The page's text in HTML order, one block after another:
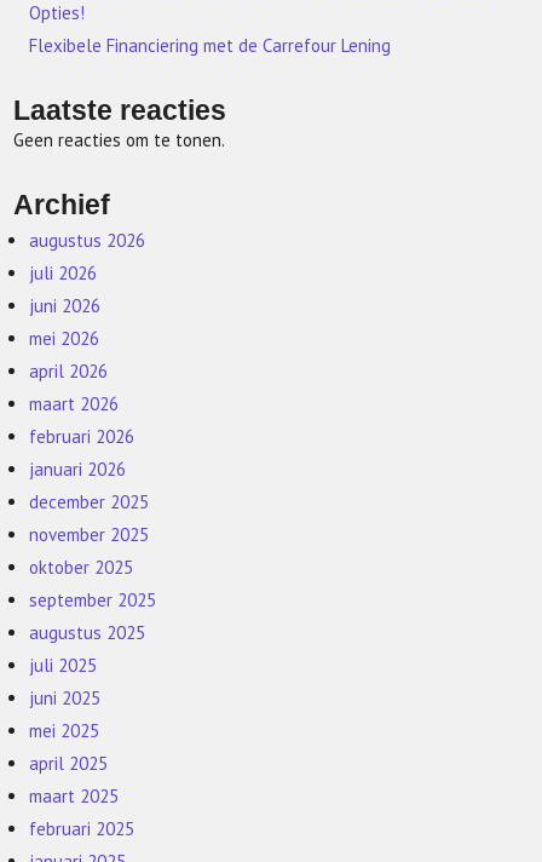
Opties!
Flexibele Financiering met de Carrefour Lening
Laatste reacties
Geen reacties om te tonen.
Archief
augustus 2026
juli 2026
juni 2026
mei 2026
april 2026
maart 2026
februari 2026
januari 2026
december 2025
november 2025
oktober 2025
september 2025
augustus 2025
juli 2025
juni 2025
mei 2025
april 2025
maart 2025
februari 2025